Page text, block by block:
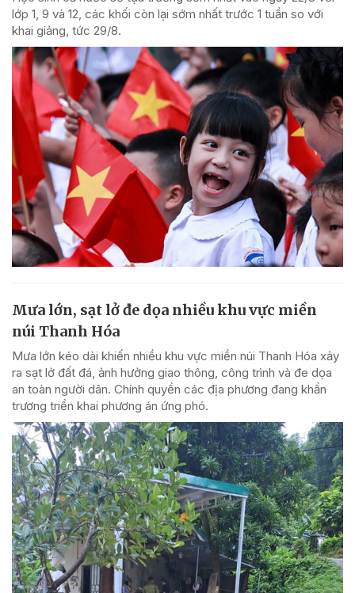
lớp 1, 9 và 12, các khối còn lại sớm nhất trước 1 tuần so với
khai giảng, tức 29/8.
Mưa lớn, sạt lở đe dọa nhiều khu vực miền
núi Thanh Hóa
Mưa lớn kéo dài khiến nhiều khu vực miền núi Thanh Hóa xảy
ra sạt lở đất đá, ảnh hưởng giao thông, công trình và đe dọa
an toàn người dân. Chính quyền các địa phương đang khẩn
trương triển khai phương án ứng phó.